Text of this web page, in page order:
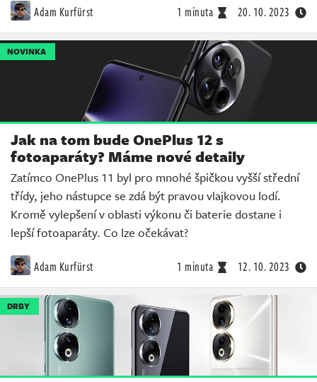
Adam Kurfürst 1 minuta 20. 10. 2023
NOVINKA
Jak na tom bude OnePlus 12 s
fotoaparáty? Máme nové detaily
Zatímco OnePlus 11 byl pro mnohé špičkou vyšší střední
třídy, jeho nástupce se zdá být pravou vlajkovou lodí.
Kromě vylepšení v oblasti výkonu či baterie dostane i
lepší fotoaparáty. Co lze očekávat?
Adam Kurfürst 1 minuta 12. 10. 2023
DRBY